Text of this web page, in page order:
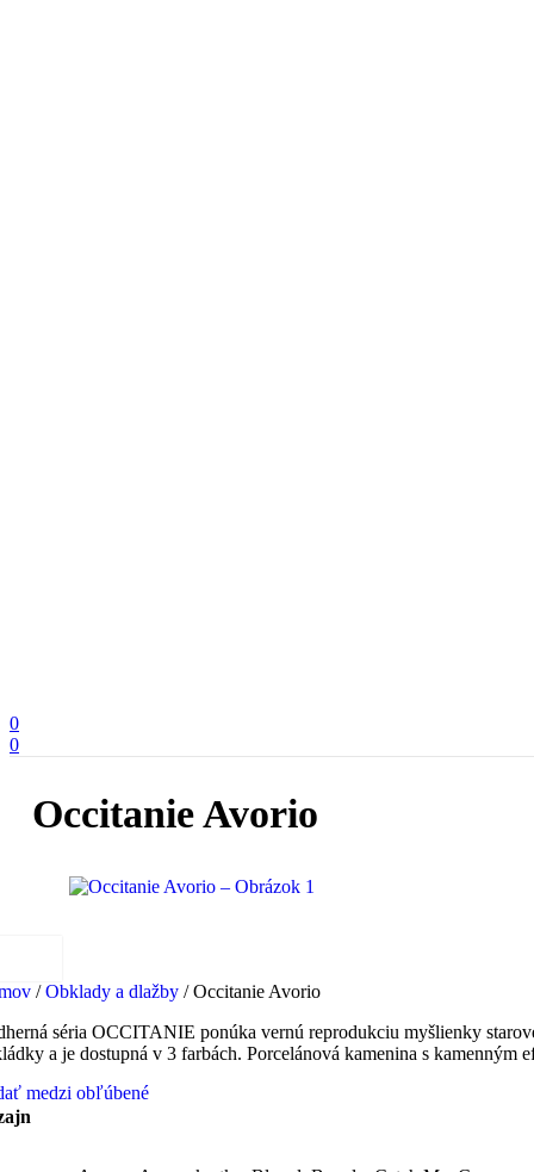
0
0
Occitanie Avorio
/ Obklady a dlažby / Occitanie Avorio
séria OCCITANIE ponúka vernú reprodukciu myšlienky
a je dostupná v 3 farbách. Porcelánová kamenina s kamenným
medzi obľúbené